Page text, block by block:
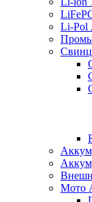
Li-Pol
Мото